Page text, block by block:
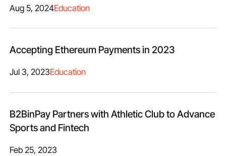
Aug 5, 2024Education
Accepting Ethereum Payments in 2023
Jul 3, 2023Education
B2BinPay Partners with Athletic Club to Advance
Sports and Fintech
Feb 25, 2023